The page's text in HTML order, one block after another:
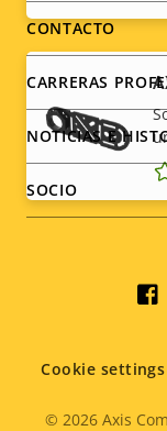
menu
CONTACTO
CARRERAS
NOTICIAS E
SOCIO
© 2026Axis
Cookie settings